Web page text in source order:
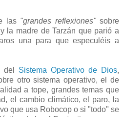
las "grandes reflexiones"sobre
la madre de Tarzán que parió a
una para que especuléis a
del Sistema Operativo de Dios,
otro sistema operativo, el de
a tope, grandes temas que
el cambio climático, el paro, la
que usa Robocop o si "todo" se